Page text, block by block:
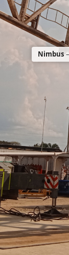
Nimbus